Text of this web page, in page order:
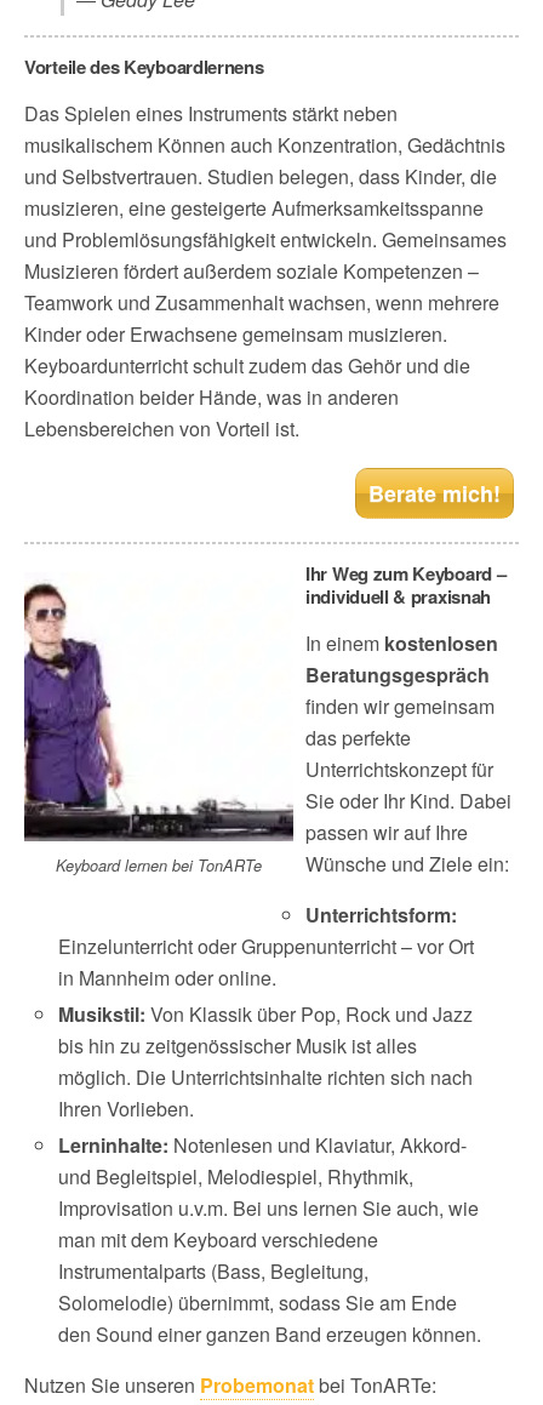
Vorteile des Keyboardlernens
Das Spielen eines Instruments stärkt neben
musikalischem Können auch Konzentration, Gedächtnis
und Selbstvertrauen. Studien belegen, dass Kinder, die
musizieren, eine gesteigerte Aufmerksamkeitsspanne
und Problemlösungsfähigkeit entwickeln. Gemeinsames
Musizieren fördert außerdem soziale Kompetenzen –
Teamwork und Zusammenhalt wachsen, wenn mehrere
Kinder oder Erwachsene gemeinsam musizieren.
Keyboardunterricht schult zudem das Gehör und die
Koordination beider Hände, was in anderen
Lebensbereichen von Vorteil ist.
Berate mich!
Keyboard lernen bei TonARTe
Ihr Weg zum Keyboard –
individuell & praxisnah
In einem kostenlosen
Beratungsgespräch
finden wir gemeinsam
das perfekte
Unterrichtskonzept für
Sie oder Ihr Kind. Dabei
passen wir auf Ihre
Wünsche und Ziele ein:
Unterrichtsform:
Einzelunterricht oder Gruppenunterricht – vor Ort
in Mannheim oder online.
Musikstil: Von Klassik über Pop, Rock und Jazz
bis hin zu zeitgenössischer Musik ist alles
möglich. Die Unterrichtsinhalte richten sich nach
Ihren Vorlieben.
Lerninhalte: Notenlesen und Klaviatur, Akkord-
und Begleitspiel, Melodiespiel, Rhythmik,
Improvisation u.v.m. Bei uns lernen Sie auch, wie
man mit dem Keyboard verschiedene
Instrumentalparts (Bass, Begleitung,
Solomelodie) übernimmt, sodass Sie am Ende
den Sound einer ganzen Band erzeugen können.
Nutzen Sie unseren Probemonatbei TonARTe: